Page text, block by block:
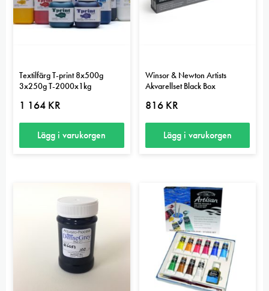
Textilfärg T-print 8x500g
3x250g T-2000x1kg
1 164 KR
Lägg i varukorgen
Winsor & Newton Artists
Akvarellset Black Box
816 KR
Lägg i varukorgen